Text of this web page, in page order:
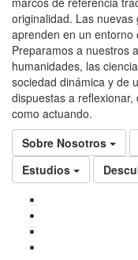
originalidad. Las
aprenden en un entorno
Preparamos a nuestros
humanidades, las
sociedad dinámica y de
dispuestas a
como actuando.
Sobre Nosotros
Estudios